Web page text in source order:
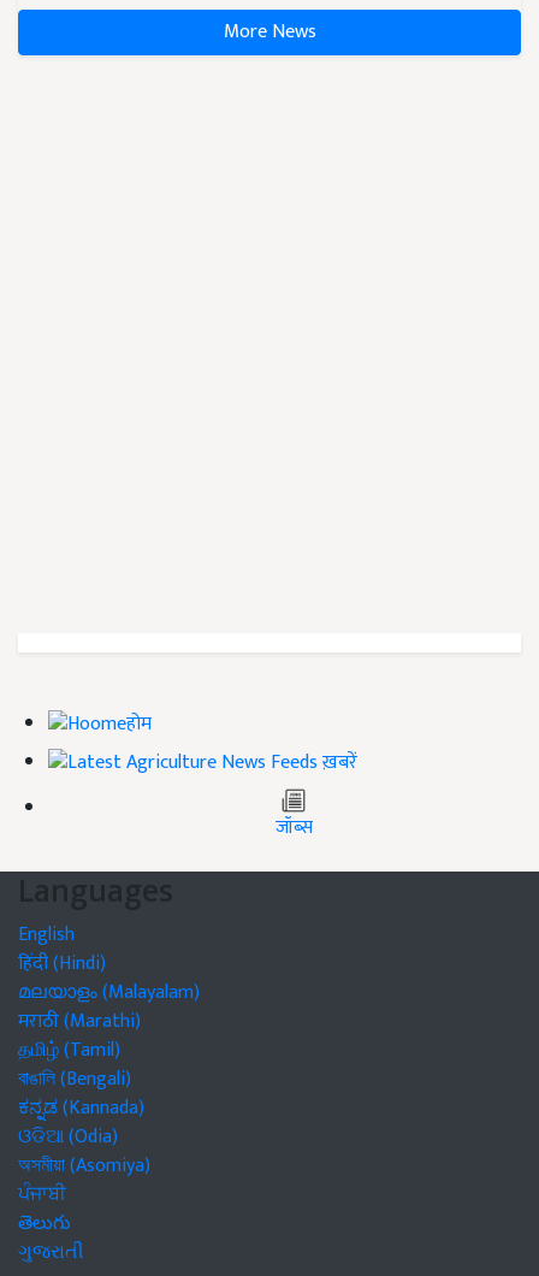
More News
होम
ख़बरें
जॉब्स
Languages
English
हिंदी (Hindi)
മലയാളം (Malayalam)
मराठी (Marathi)
தமிழ் (Tamil)
বাঙালি (Bengali)
ಕನ್ನಡ (Kannada)
ଓଡିଆ (Odia)
অসমীয়া (Asomiya)
ਪੰਜਾਬੀ
తెలుగు
ગુજરાતી